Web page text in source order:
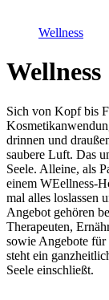
Wellness
Wellness
Sich von Kopf bis
drinnen und
saubere Luft. Das
Seele. Alleine, als
einem WEellness-
mal alles loslassen
Angebot gehören
Therapeuten,
sowie Angebote
steht ein
Seele einschließt.